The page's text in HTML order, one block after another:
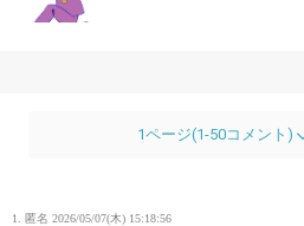
1ページ(1-50コメント)
1. 匿名 2026/05/07(木) 15:18:56